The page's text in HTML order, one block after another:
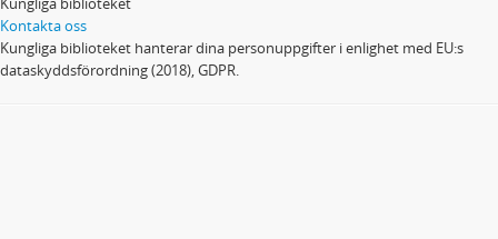
Kontakta oss
Kungliga biblioteket hanterar dina personuppgifter i enlighet med EU:s
dataskyddsförordning (2018), GDPR.